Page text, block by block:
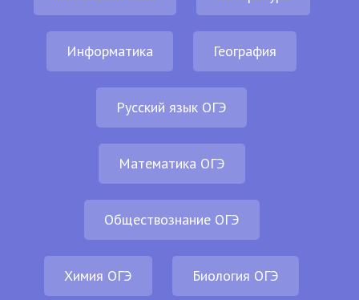
Информатика География
Русский язык ОГЭ
Математика ОГЭ
Обществознание ОГЭ
Химия ОГЭ Биология ОГЭ